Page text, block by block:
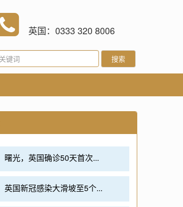
英国：0333 320 8006
搜索
曙光，英国确诊50天首次...
英国新冠感染大滑坡至5个...